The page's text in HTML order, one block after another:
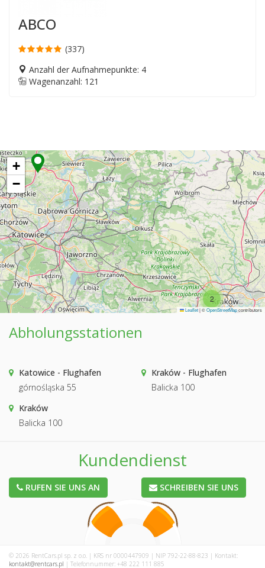
ABCO
(337)
Anzahl der Aufnahmepunkte: 4
Wagenanzahl: 121
2
+
−
Leaflet|©OpenStreetMapcontributors
Abholungsstationen
Katowice - Flughafen
górnośląska 55
Kraków - Flughafen
Balicka 100
Kraków
Balicka 100
Kundendienst
RUFEN SIE UNS AN SCHREIBEN SIE UNS
© 2026 RentCars.pl sp. z o.o. | KRS nr 0000447909 | NIP 792-22-88-823 | Kontakt:
kontakt@rentcars.pl | Telefonnummer: +48 222 111 885